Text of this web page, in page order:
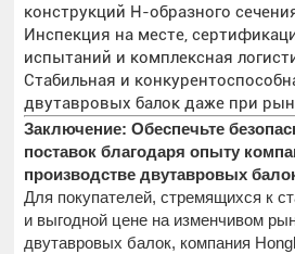
конструкций H-образного
Инспекция на месте,
испытаний и комплексная
Стабильная и
двутавровых балок даже при
Заключение: Обеспечьте
поставок благодаря опыту
производстве двутавровых
Для покупателей, стремящихся к
и выгодной цене на изменчивом
двутавровых балок, компания